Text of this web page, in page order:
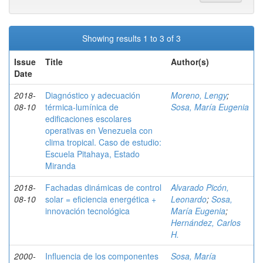
Showing results 1 to 3 of 3
Issue
Date
Title Author(s)
2018-
08-10
Diagnóstico y adecuación
térmica-lumínica de
edificaciones escolares
operativas en Venezuela con
clima tropical. Caso de estudio:
Escuela Pitahaya, Estado
Miranda
Moreno, Lengy;
Sosa, María Eugenia
2018-
08-10
Fachadas dinámicas de control
solar = eficiencia energética +
innovación tecnológica
Alvarado Picón,
Leonardo; Sosa,
María Eugenia;
Hernández, Carlos
H.
2000-
Influencia de los componentes
Sosa, María